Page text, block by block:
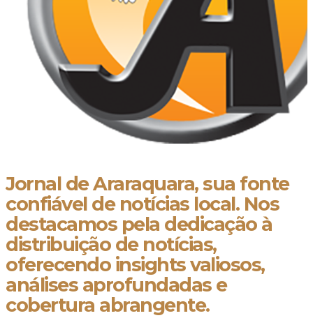
Jornal de Araraquara, sua fonte
confiável de notícias local. Nos
destacamos pela dedicação à
distribuição de notícias,
oferecendo insights valiosos,
análises aprofundadas e
cobertura abrangente.